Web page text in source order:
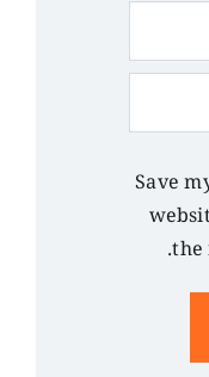
Save
the